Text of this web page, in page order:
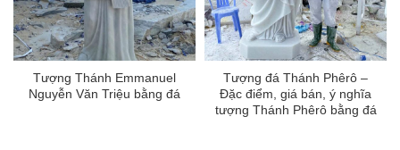
Tượng Thánh Emmanuel
Nguyễn Văn Triệu bằng đá
Tượng đá Thánh Phêrô –
Đặc điểm, giá bán, ý nghĩa
tượng Thánh Phêrô bằng đá